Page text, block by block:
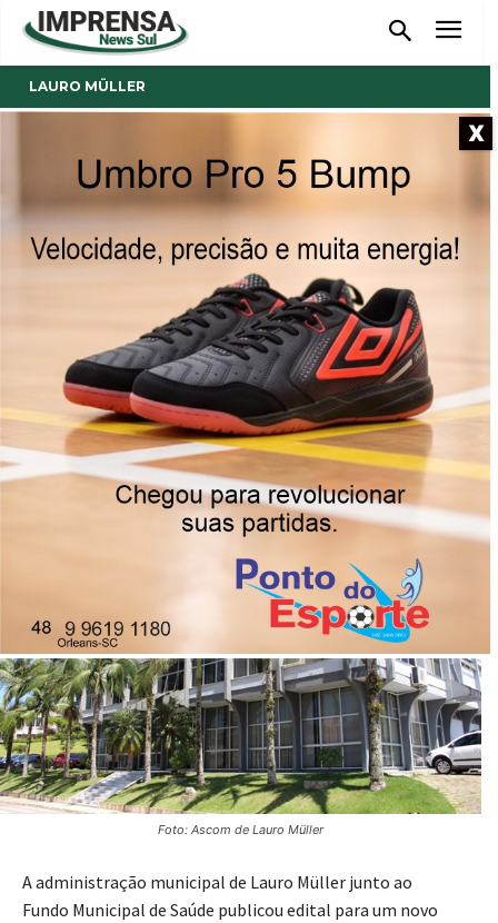
LAURO MÜLLER
Prefeitura de Lauro Müller
lança edital de novo Processo
Seletivo
Publicado por Imprensa News Sul 04/05/2021
Foto: Ascom de Lauro Müller
A administração municipal de Lauro Müller junto ao
Fundo Municipal de Saúde publicou edital para um novo
X